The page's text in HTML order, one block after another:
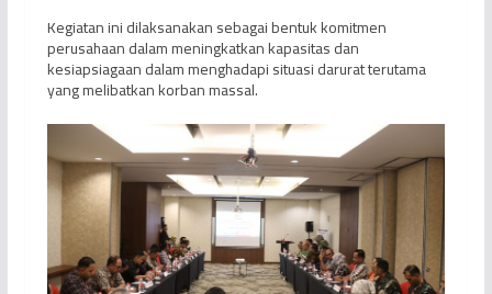
Kegiatan ini dilaksanakan sebagai bentuk komitmen
perusahaan dalam meningkatkan kapasitas dan
kesiapsiagaan dalam menghadapi situasi darurat terutama
yang melibatkan korban massal.